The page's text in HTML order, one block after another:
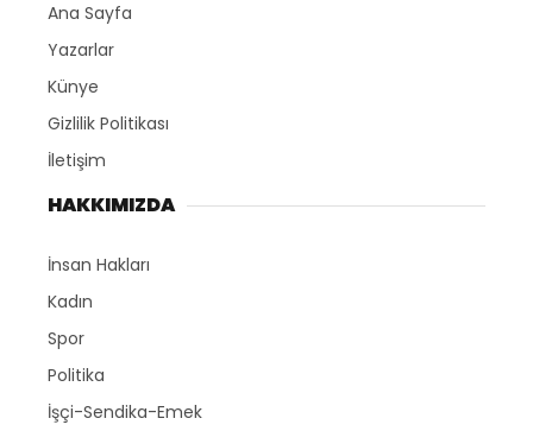
Ana Sayfa
Yazarlar
Künye
Gizlilik Politikası
İletişim
HAKKIMIZDA
İnsan Hakları
Kadın
Spor
Politika
İşçi-Sendika-Emek